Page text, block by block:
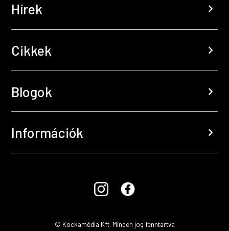
Hírek chevron_right
Cikkek chevron_right
Blogok chevron_right
Információk chevron_right
© Kockamédia Kft. Minden jog fenntartva